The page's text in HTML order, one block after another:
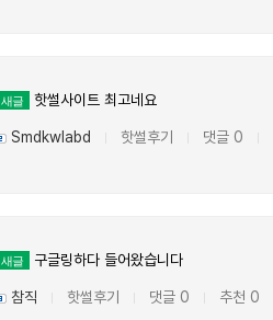
새글 핫썰사이트 최고네요
Smdkwlabd 핫썰후기 댓글 0
새글 구글링하다 들어왔습니다
참직 핫썰후기 댓글 0 추천 0